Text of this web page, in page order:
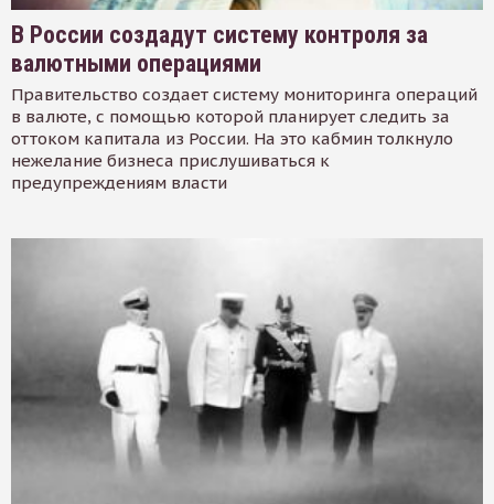
В России создадут систему контроля за
валютными операциями
Правительство создает систему мониторинга операций
в валюте, с помощью которой планирует следить за
оттоком капитала из России. На это кабмин толкнуло
нежелание бизнеса прислушиваться к
предупреждениям власти